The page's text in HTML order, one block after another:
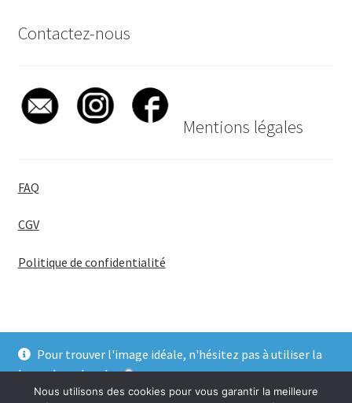
Pour trouver l'image idéale, n'hésitez pas à utiliser la
barre de recherche
Ignorer
Contactez-nous
Mentions légales
FAQ
CGV
Politique de confidentialité
© BadgeGirl® 2026
Nous utilisons des cookies pour vous garantir la meilleure